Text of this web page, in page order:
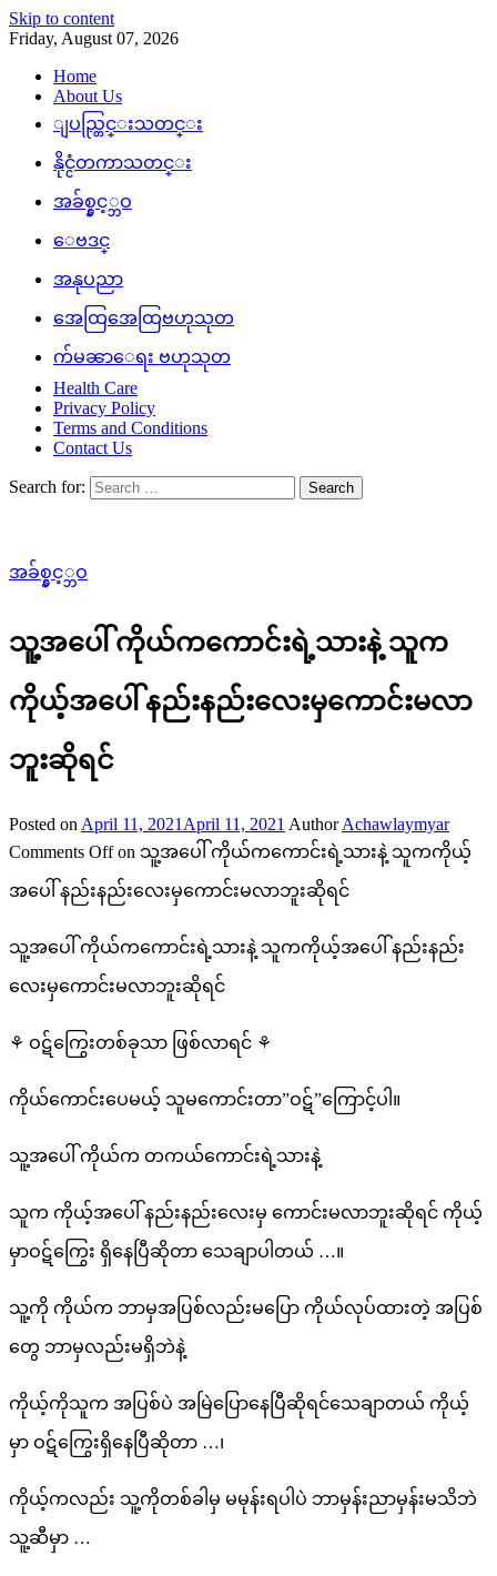
Skip to content
Friday, August 07, 2026
Home
About Us
ျပည္တြင္းသတင္း
နိုင္ငံတကာသတင္း
အခ်စ္နွင့္ဘဝ
ေဗဒင္
အနုပညာ
အေထြအေထြဗဟုသုတ
က်မၼာေရး ဗဟုသုတ
Health Care
Privacy Policy
Terms and Conditions
Contact Us
Search for:
အခ်စ္နွင့္ဘဝ
သူ့အပေါ် ကိုယ်ကကောင်းရဲ့သားနဲ့ သူက
ကိုယ့်အပေါ် နည်းနည်းလေးမှကောင်းမလာ
ဘူးဆိုရင်
Posted on April 11, 2021 April 11, 2021 Author Achawlaymyar
Comments Offon သူ့အပေါ် ကိုယ်ကကောင်းရဲ့သားနဲ့ သူကကိုယ့်
အပေါ် နည်းနည်းလေးမှကောင်းမလာဘူးဆိုရင်
သူ့အပေါ် ကိုယ်ကကောင်းရဲ့သားနဲ့ သူကကိုယ့်အပေါ် နည်းနည်း
လေးမှကောင်းမလာဘူးဆိုရင်
⚘ ဝဋ်ကြွေးတစ်ခုသာ ဖြစ်လာရင် ⚘
ကိုယ်ကောင်းပေမယ့် သူမကောင်းတာ”ဝဋ်”ကြောင့်ပါ။
သူ့အပေါ် ကိုယ်က တကယ်ကောင်းရဲ့သားနဲ့
သူက ကိုယ့်အပေါ် နည်းနည်းလေးမှ ကောင်းမလာဘူးဆိုရင် ကိုယ့်
မှာဝဋ်ကြွေး ရှိနေပြီဆိုတာ သေချာပါတယ် …။
သူ့ကို ကိုယ်က ဘာမှအပြစ်လည်းမပြော ကိုယ်လုပ်ထားတဲ့ အပြစ်
တွေ ဘာမှလည်းမရှိဘဲနဲ့
ကိုယ့်ကိုသူက အပြစ်ပဲ အမြဲပြောနေပြီဆိုရင်သေချာတယ် ကိုယ့်
မှာ ဝဋ်ကြွေးရှိနေပြီဆိုတာ …၊
ကိုယ့်ကလည်း သူ့ကိုတစ်ခါမှ မမုန်းရပါပဲ ဘာမှန်းညာမှန်းမသိဘဲ
သူ့ဆီမှာ …